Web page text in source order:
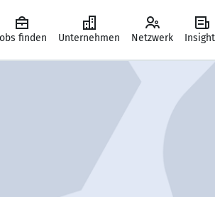
finden Unternehmen Netzwerk